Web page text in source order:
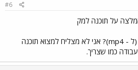
#6
על תוכנה למק
להמרת סרטים לאייפון (ל - mp4)? אני לא מצליח למצוא תוכנה
כמו שצריך.